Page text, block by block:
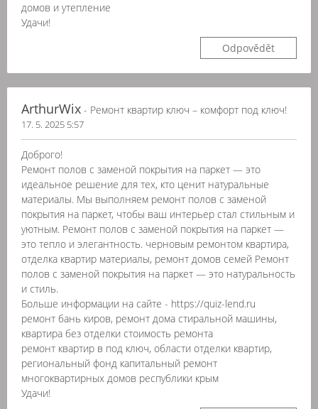
домов и утепление
Удачи!
Odpovědět
ArthurWix - Ремонт квартир ключ – комфорт под ключ!
17. 5. 2025 5:57
Доброго!
Ремонт полов с заменой покрытия на паркет — это
идеальное решение для тех, кто ценит натуральные
материалы. Мы выполняем ремонт полов с заменой
покрытия на паркет, чтобы ваш интерьер стал стильным и
уютным. Ремонт полов с заменой покрытия на паркет —
это тепло и элегантность. черновым ремонтом квартира,
отделка квартир материалы, ремонт домов семей Ремонт
полов с заменой покрытия на паркет — это натуральность
и стиль.
Больше информации на сайте - https://quiz-lend.ru
ремонт бань киров, ремонт дома стиральной машины,
квартира без отделки стоимость ремонта
ремонт квартир в под ключ, области отделки квартир,
региональный фонд капитальный ремонт
многоквартирных домов республики крым
Удачи!